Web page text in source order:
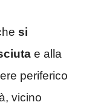
si
e alla
periferico
vicino